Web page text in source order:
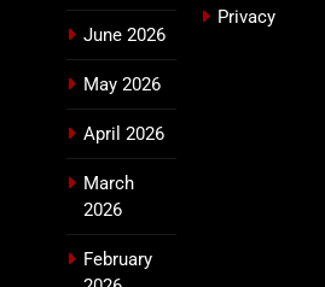
June 2026
May 2026
April 2026
March
2026
February
Privacy